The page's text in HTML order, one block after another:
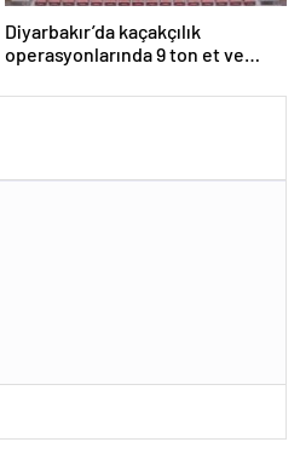
Diyarbakır’da kaçakçılık
operasyonlarında 9 ton et ve